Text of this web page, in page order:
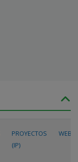
PROYECTOS
(IP)
WEB